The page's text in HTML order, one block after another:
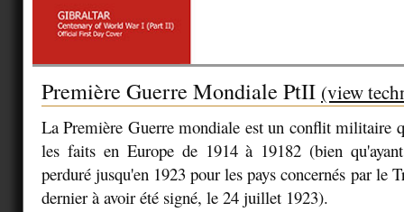
Première Guerre Mondiale PtII (view
La Première Guerre mondiale est un conflit militaire
les faits en Europe de 1914 à 19182 (bien
perduré jusqu'en 1923 pour les pays concernés par le
dernier à avoir été signé, le 24 juillet 1923).